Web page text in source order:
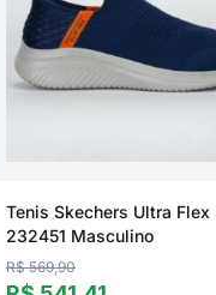
Tenis Skechers Ultra Flex
232451 Masculino
R$ 569,90